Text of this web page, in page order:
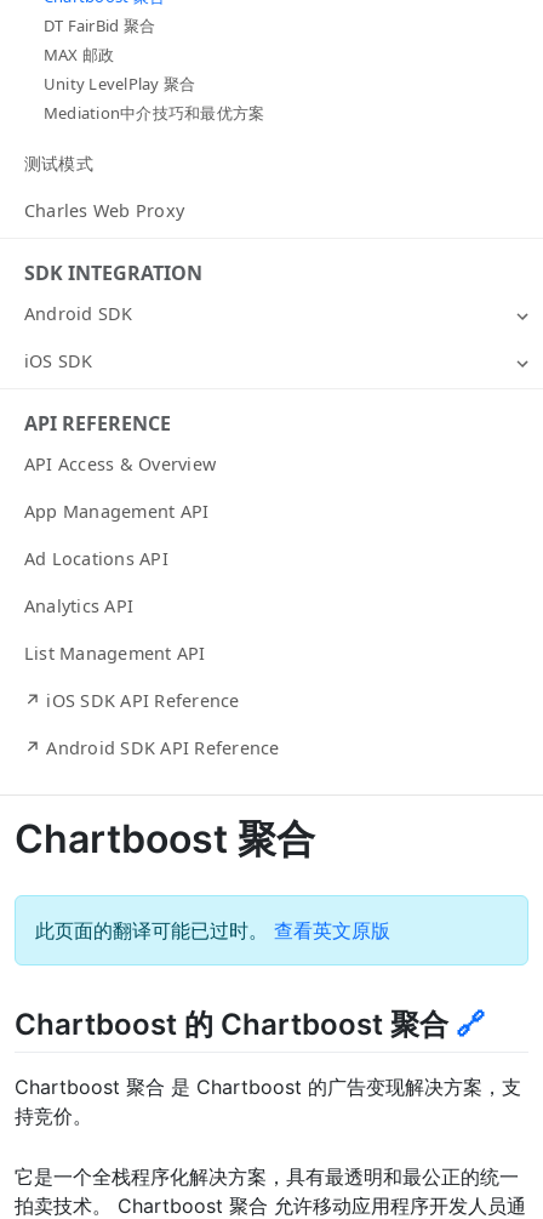
DT FairBid 聚合
MAX 邮政
Unity LevelPlay 聚合
Mediation中介技巧和最优方案
测试模式
Charles Web Proxy
SDK INTEGRATION
Android SDK
iOS SDK
API REFERENCE
API Access & Overview
App Management API
Ad Locations API
Analytics API
List Management API
↗ iOS SDK API Reference
↗ Android SDK API Reference
Chartboost 聚合
此页面的翻译可能已过时。 查看英文原版
Chartboost 的 Chartboost 聚合 🔗
Chartboost 聚合 是 Chartboost 的广告变现解决方案，支
持竞价。
它是一个全栈程序化解决方案，具有最透明和最公正的统一
拍卖技术。 Chartboost 聚合 允许移动应用程序开发人员通